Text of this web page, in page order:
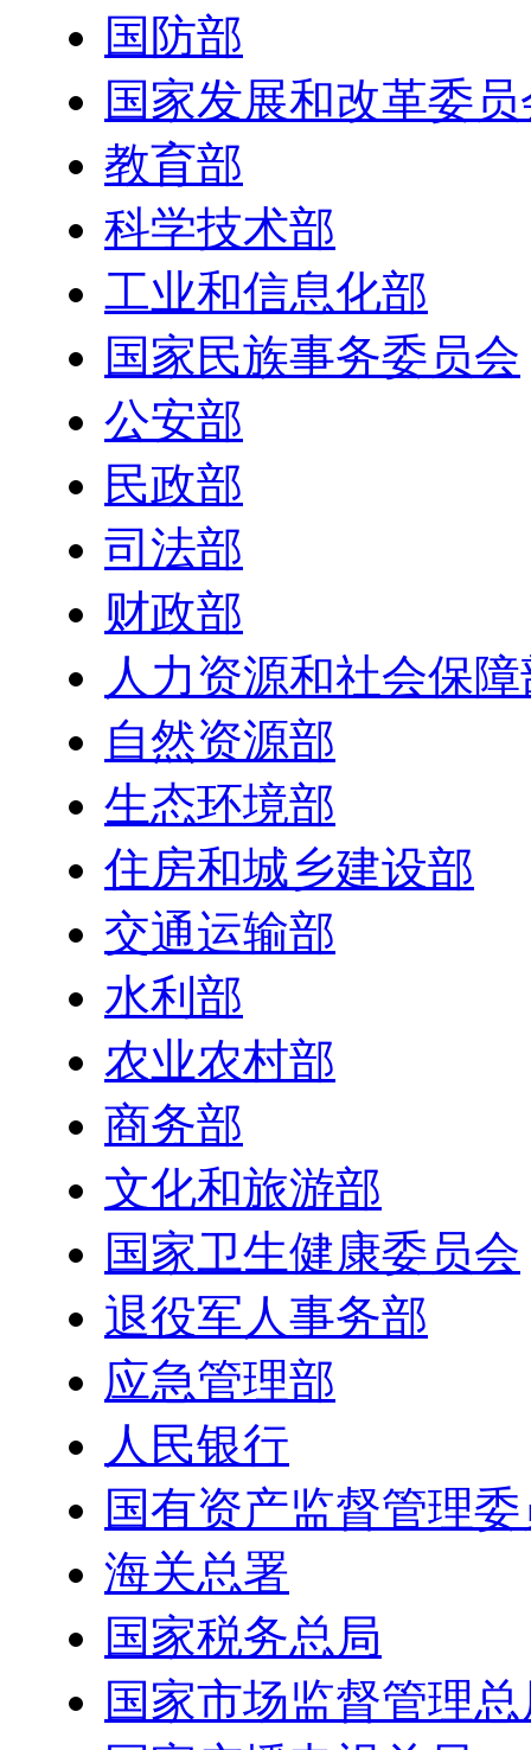
国防部
国家发展和改革委
教育部
科学技术部
工业和信息化部
国家民族事务委员会
公安部
民政部
司法部
财政部
人力资源和社会保
自然资源部
生态环境部
住房和城乡建设部
交通运输部
水利部
农业农村部
商务部
文化和旅游部
国家卫生健康委员会
退役军人事务部
应急管理部
人民银行
国有资产监督管理
海关总署
国家税务总局
国家市场监督管理